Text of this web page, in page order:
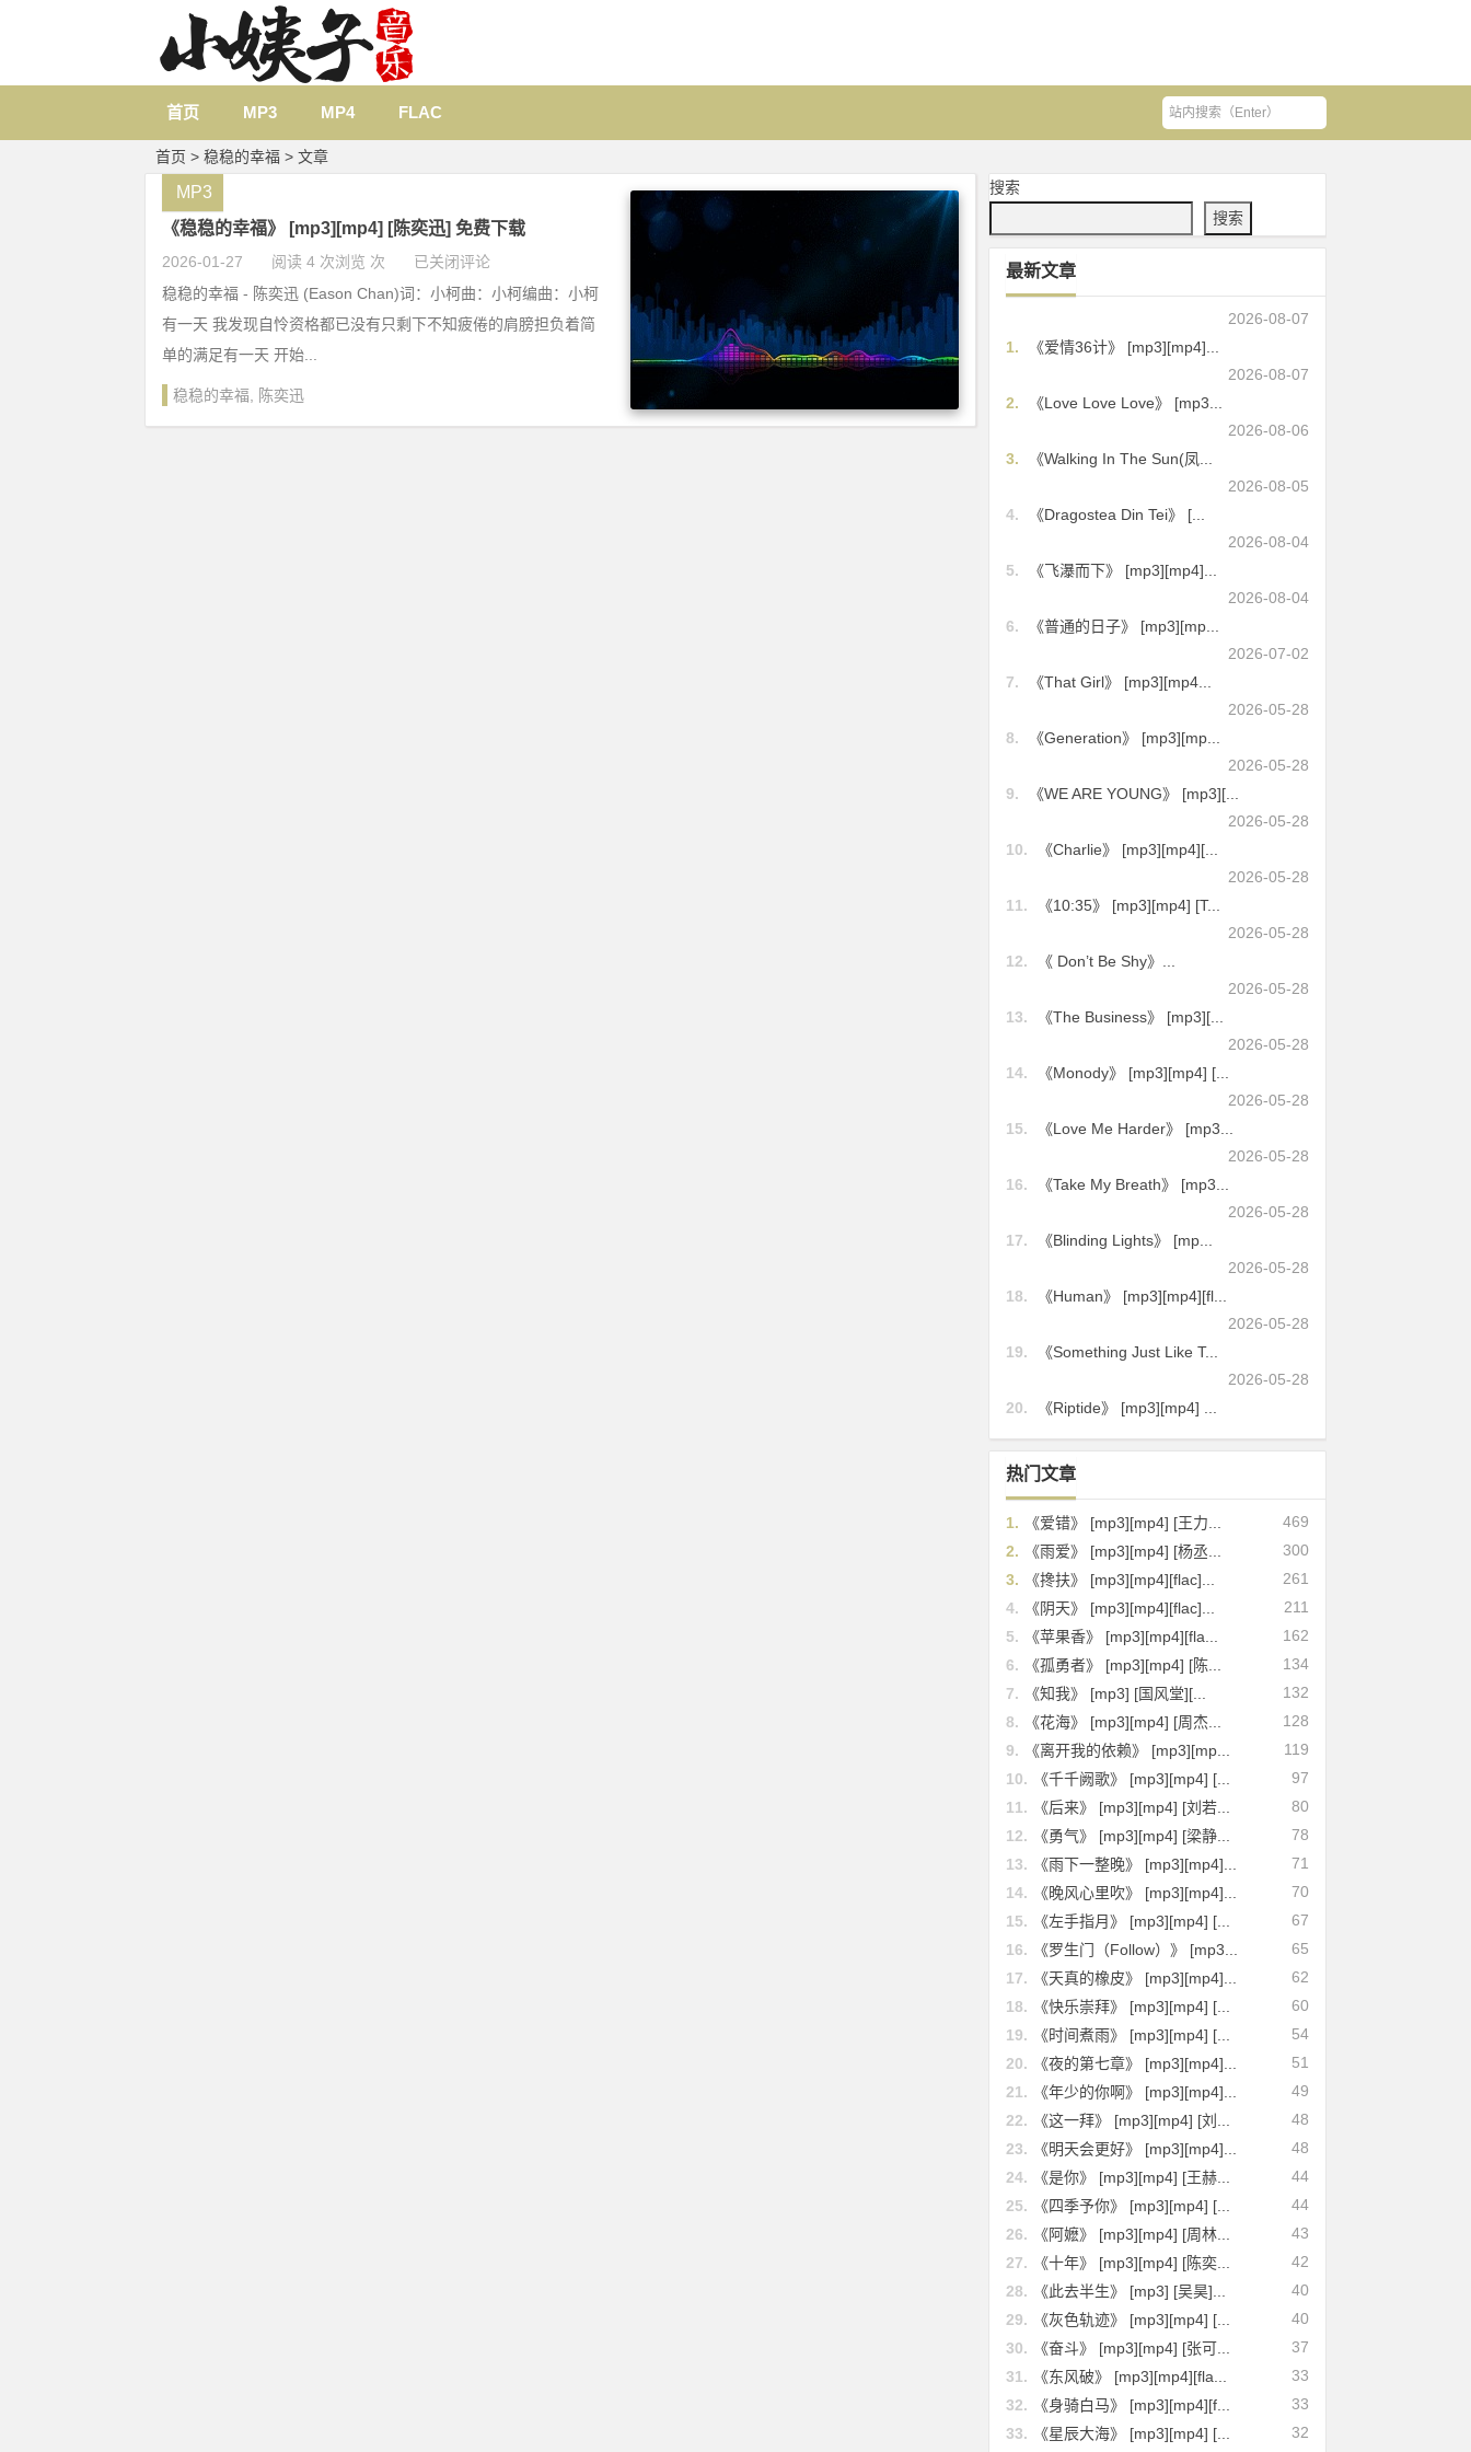
首页 MP3 MP4 FLAC
首页 > 稳稳的幸福 > 文章
《稳稳的幸福》 [mp3][mp4] [陈奕迅] 免费下载
2026-01-27 阅读 4 次浏览 次 已关闭评论
MP3
稳稳的幸福 - 陈奕迅 (Eason Chan)词：小柯曲：小柯编曲：小柯
有一天 我发现自怜资格都已没有只剩下不知疲倦的肩膀担负着简
单的满足有一天 开始...
稳稳的幸福 陈奕迅
搜索
搜索
最新文章
2026-08-07
1.
《爱情36计》 [mp3][mp4]...
2026-08-07
2.
《Love Love Love》 [mp3...
2026-08-06
3.
《Walking In The Sun(凤...
2026-08-05
4.
《Dragostea Din Tei》 [...
2026-08-04
5.
《飞瀑而下》 [mp3][mp4]...
2026-08-04
6.
《普通的日子》 [mp3][mp...
2026-07-02
7.
《That Girl》 [mp3][mp4...
2026-05-28
8.
《Generation》 [mp3][mp...
2026-05-28
9.
《WE ARE YOUNG》 [mp3][...
2026-05-28
10.
《Charlie》 [mp3][mp4][...
2026-05-28
11.
《10:35》 [mp3][mp4] [T...
2026-05-28
12.
《 Don’t Be Shy》...
2026-05-28
13.
《The Business》 [mp3][...
2026-05-28
14.
《Monody》 [mp3][mp4] [...
2026-05-28
15.
《Love Me Harder》 [mp3...
2026-05-28
16.
《Take My Breath》 [mp3...
2026-05-28
17.
《Blinding Lights》 [mp...
2026-05-28
18.
《Human》 [mp3][mp4][fl...
2026-05-28
19.
《Something Just Like T...
2026-05-28
20.
《Riptide》 [mp3][mp4] ...
热门文章
469
1.
《爱错》 [mp3][mp4] [王力...
300
2.
《雨爱》 [mp3][mp4] [杨丞...
261
3.
《搀扶》 [mp3][mp4][flac]...
211
4.
《阴天》 [mp3][mp4][flac]...
162
5.
《苹果香》 [mp3][mp4][fla...
134
6.
《孤勇者》 [mp3][mp4] [陈...
132
7.
《知我》 [mp3] [国风堂][...
128
8.
《花海》 [mp3][mp4] [周杰...
119
9.
《离开我的依赖》 [mp3][mp...
97
10.
《千千阙歌》 [mp3][mp4] [...
80
11.
《后来》 [mp3][mp4] [刘若...
78
12.
《勇气》 [mp3][mp4] [梁静...
71
13.
《雨下一整晚》 [mp3][mp4]...
70
14.
《晚风心里吹》 [mp3][mp4]...
67
15.
《左手指月》 [mp3][mp4] [...
65
16.
《罗生门（Follow）》 [mp3...
62
17.
《天真的橡皮》 [mp3][mp4]...
60
18.
《快乐崇拜》 [mp3][mp4] [...
54
19.
《时间煮雨》 [mp3][mp4] [...
51
20.
《夜的第七章》 [mp3][mp4]...
49
21.
《年少的你啊》 [mp3][mp4]...
48
22.
《这一拜》 [mp3][mp4] [刘...
48
23.
《明天会更好》 [mp3][mp4]...
44
24.
《是你》 [mp3][mp4] [王赫...
44
25.
《四季予你》 [mp3][mp4] [...
43
26.
《阿嬷》 [mp3][mp4] [周林...
42
27.
《十年》 [mp3][mp4] [陈奕...
40
28.
《此去半生》 [mp3] [吴昊]...
40
29.
《灰色轨迹》 [mp3][mp4] [...
37
30.
《奋斗》 [mp3][mp4] [张可...
33
31.
《东风破》 [mp3][mp4][fla...
33
32.
《身骑白马》 [mp3][mp4][f...
32
33. 《星辰大海》 [mp3][mp4] [...